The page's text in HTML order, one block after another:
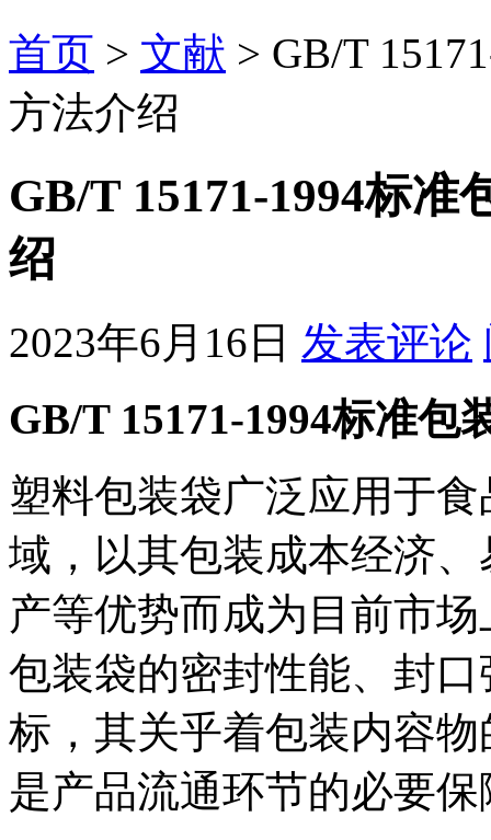
首页 > 文献 > GB/T
方法介绍
GB/T 15171-1994标
绍
2023年6月16日 发表评论
GB/T 15171-1994标准包
塑料包装袋广泛应用于
域，以其包装成本经济
产等优势而成为目前市
包装袋的密封性能、封
标，其关乎着包装内容
是产品流通环节的必要保